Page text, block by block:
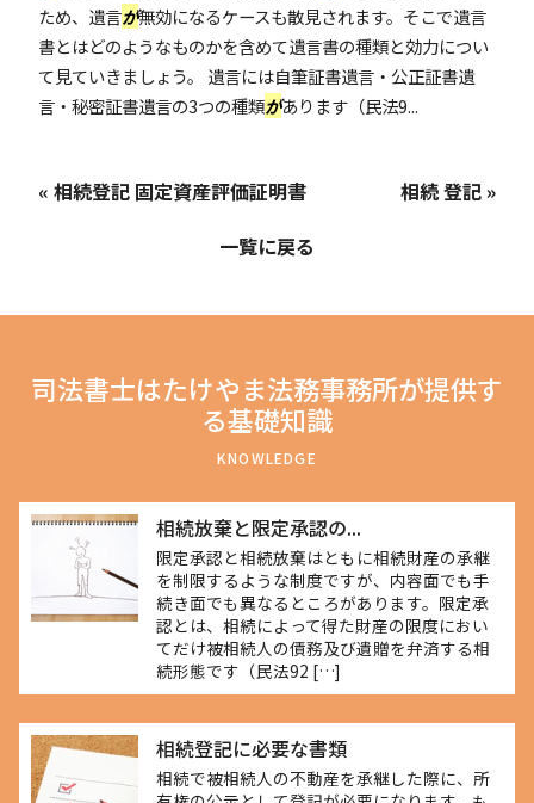
ため、遺言が無効になるケースも散見されます。そこで遺言
書とはどのようなものかを含めて遺言書の種類と効力につい
て見ていきましょう。 遺言には自筆証書遺言・公正証書遺
言・秘密証書遺言の3つの種類があります（民法9...
« 相続登記 固定資産評価証明書
相続 登記 »
一覧に戻る
司法書士はたけやま法務事務所が提供す
る基礎知識
KNOWLEDGE
相続放棄と限定承認の...
限定承認と相続放棄はともに相続財産の承継
を制限するような制度ですが、内容面でも手
続き面でも異なるところがあります。限定承
認とは、相続によって得た財産の限度におい
てだけ被相続人の債務及び遺贈を弁済する相
続形態です（民法92 […]
相続登記に必要な書類
相続で被相続人の不動産を承継した際に、所